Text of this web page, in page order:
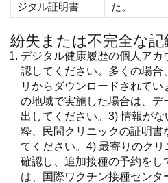
ジタル証明書
た。
紛失または不完全な
デジタル健康履歴の個人ア
認してください。多くの場合
リからダウンロードされてい
の地域で実施した場合は、デ
出してください。3) 情報が
粋、民間クリニックの証明書
てください。4) 最寄りのク
確認し、追加接種の予約をし
は、国際ワクチン接種センタ